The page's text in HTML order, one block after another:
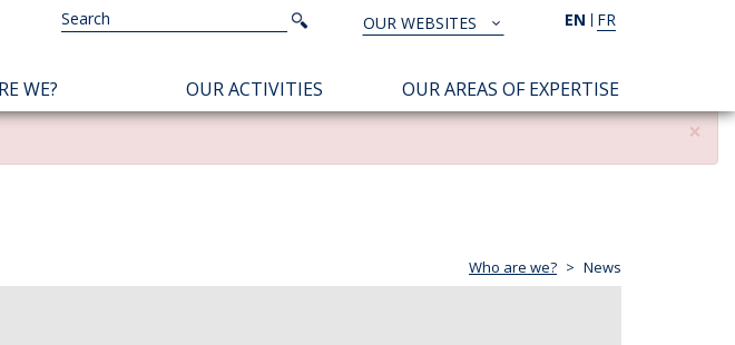
EN FR
TOUS
NOS
SITES
OUR WEBSITES
Search
Search
WE? OUR ACTIVITIES OUR AREAS OF EXPERTISE
×
Who are we? News